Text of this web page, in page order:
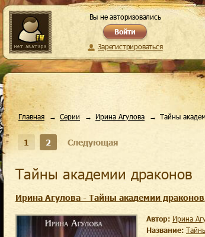
Вы не авторизовались
Войти
Зарегистрироваться
Главная Серии Ирина Агулова Тайны
1 2 Следующая
Тайны академии драконов
Ирина Агулова - Тайны академии
Автор:
Ирина
Название: